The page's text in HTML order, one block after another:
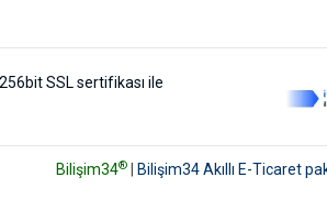
SSL sertifikası ile
Bilişim34®| Bilişim34 Akıllı E-Ticaret